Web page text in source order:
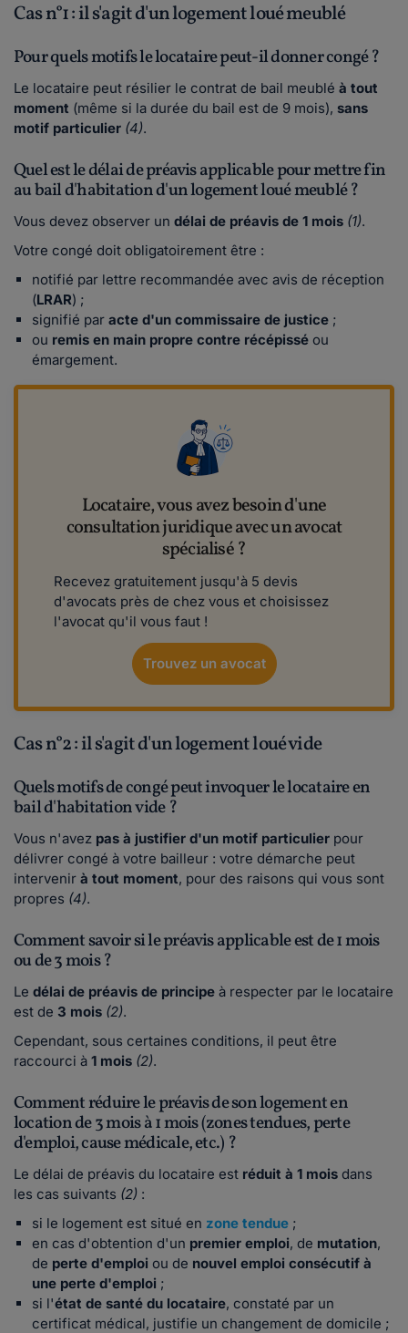
Cas n°1 : il s'agit d'un logement loué meublé
Pour quels motifs le locataire peut-il donner congé ?
Le locataire peut résilier le contrat de bail meublé à tout
moment (même si la durée du bail est de 9 mois), sans
motif particulier (4).
Quel est le délai de préavis applicable pour mettre fin
au bail d'habitation d'un logement loué meublé ?
Vous devez observer un délai de préavis de 1 mois (1).
Votre congé doit obligatoirement être :
notifié par lettre recommandée avec avis de réception
(LRAR) ;
signifié par acte d'un commissaire de justice ;
ou remis en main propre contre récépissé ou
émargement.
Locataire, vous avez besoin d'une
consultation juridique avec un avocat
spécialisé ?
Recevez gratuitement jusqu'à 5 devis
d'avocats près de chez vous et choisissez
l'avocat qu'il vous faut !
Trouvez un avocat
Cas n°2 : il s'agit d'un logement loué vide
Quels motifs de congé peut invoquer le locataire en
bail d'habitation vide ?
Vous n'avez pas à justifier d'un motif particulier pour
délivrer congé à votre bailleur : votre démarche peut
intervenir à tout moment, pour des raisons qui vous sont
propres (4).
Comment savoir si le préavis applicable est de 1 mois
ou de 3 mois ?
Le délai de préavis de principe à respecter par le locataire
est de 3 mois (2).
Cependant, sous certaines conditions, il peut être
raccourci à 1 mois (2).
Comment réduire le préavis de son logement en
location de 3 mois à 1 mois (zones tendues, perte
d'emploi, cause médicale, etc.) ?
Le délai de préavis du locataire est réduit à 1 mois dans
les cas suivants (2) :
si le logement est situé en zone tendue ;
en cas d'obtention d'un premier emploi, de mutation,
de perte d'emploi ou de nouvel emploi consécutif à
une perte d'emploi ;
si l'état de santé du locataire, constaté par un
certificat médical, justifie un changement de domicile ;